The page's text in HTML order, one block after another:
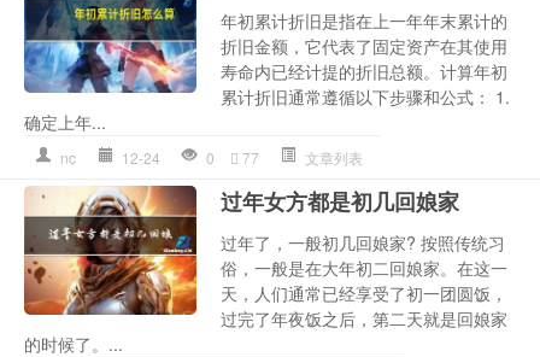
年初累计折旧是指在上一年年末累计的
折旧金额，它代表了固定资产在其使用
寿命内已经计提的折旧总额。计算年初
累计折旧通常遵循以下步骤和公式： 1.
确定上年...
nc 12-24 0 77 文章列表
过年女方都是初几回娘家
过年了，一般初几回娘家? 按照传统习
俗，一般是在大年初二回娘家。在这一
天，人们通常已经享受了初一团圆饭，
过完了年夜饭之后，第二天就是回娘家
的时候了。...